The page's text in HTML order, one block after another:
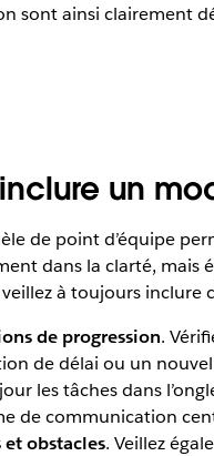
sont ainsi clairement
un
de point d’équipe
dans la clarté,
à toujours inclure
de progression.
de délai ou un
les tâches dans
de communication
et obstacles. Veillez